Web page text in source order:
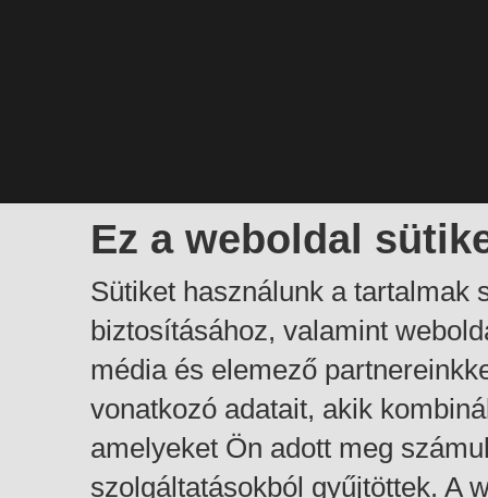
Ez a weboldal
Sütiket használunk a tartalmak
biztosításához, valamint
média és elemező
vonatkozó adatait, akik
amelyeket Ön adott meg
szolgáltatásokból gyűjtöttek. A